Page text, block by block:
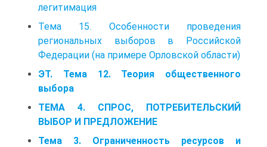
легитимация
Тема 15. Особенности проведения
региональных выборов в Российской
Федерации (на примере Орловской области)
ЭТ. Тема 12. Теория общественного
выбора
ТЕМА 4. СПРОС, ПОТРЕБИТЕЛЬСКИЙ
ВЫБОР И ПРЕДЛОЖЕНИЕ
Тема 3. Ограниченность ресурсов и